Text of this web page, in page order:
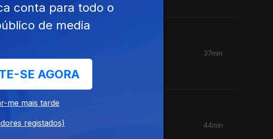
estafetas nos
37min
é o trabalho
44min
conta para todo o
de media
SE AGORA
me mais tarde
registados)